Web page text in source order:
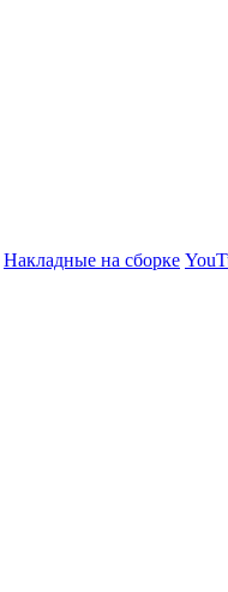
Накладные на сборке